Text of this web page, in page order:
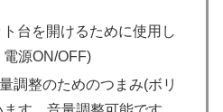
台を開けるために使用し
電源ON/OFF)
調整のためのつまみ(ボリ